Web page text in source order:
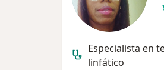
Especialista en
linfático